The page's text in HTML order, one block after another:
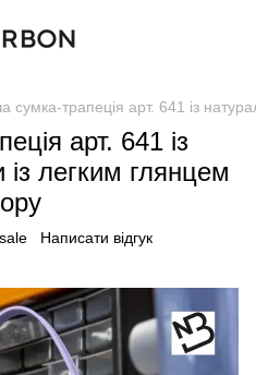
сумка-трапеція арт. 641 із
арт. 641 із
із легким глянцем
Написати відгук